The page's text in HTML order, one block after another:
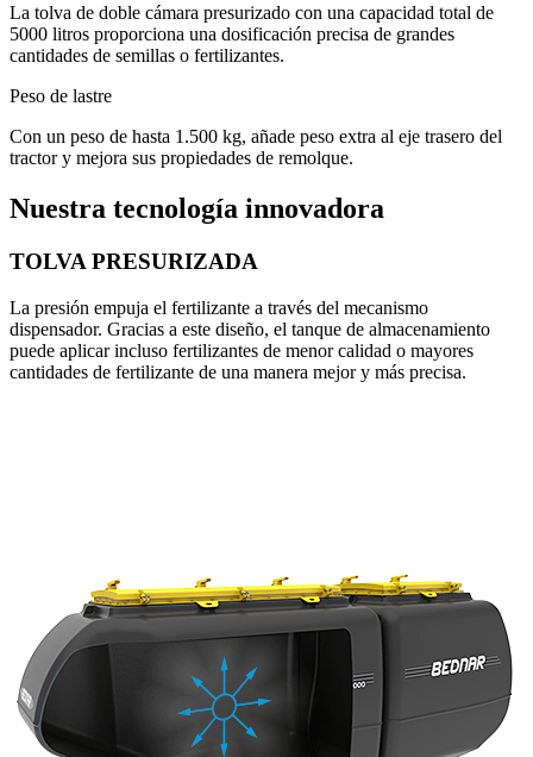
La tolva de doble cámara presurizado con una capacidad total de
5000 litros proporciona una dosificación precisa de grandes
cantidades de semillas o fertilizantes.
Peso de lastre
Con un peso de hasta 1.500 kg, añade peso extra al eje trasero del
tractor y mejora sus propiedades de remolque.
Nuestra tecnología innovadora
TOLVA PRESURIZADA
La presión empuja el fertilizante a través del mecanismo
dispensador. Gracias a este diseño, el tanque de almacenamiento
puede aplicar incluso fertilizantes de menor calidad o mayores
cantidades de fertilizante de una manera mejor y más precisa.